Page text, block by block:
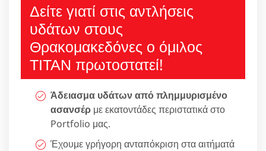
Δείτε γιατί στις αντλήσεις
υδάτων στους
Θρακομακεδόνες ο όμιλος
ΤΙΤΑΝ πρωτοστατεί!
Άδειασμα υδάτων από πλημμυρισμένο
ασανσέρ με εκατοντάδες περιστατικά στο
Portfolio μας.
Έχουμε γρήγορη ανταπόκριση στα αιτήματά